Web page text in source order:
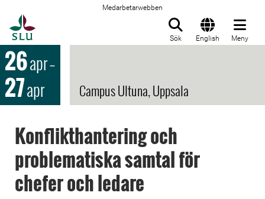
Medarbetarwebben
Sök English Meny
26apr–
27apr Campus Ultuna, Uppsala
Konflikthantering och
problematiska samtal för
chefer och ledare